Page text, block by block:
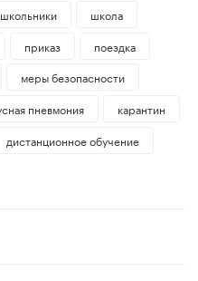
школьники
школа
приказ
поездка
меры безопасности
пневмония
карантин
дистанционное обучение